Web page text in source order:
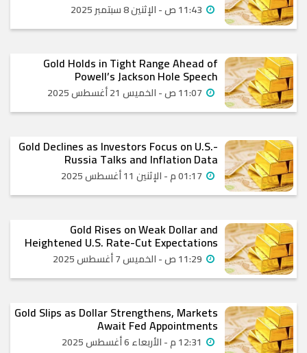
Gold Holds in Tight Range Ahead of
Powell’s Jackson Hole Speech
Gold Declines as Investors Focus on U.S.-
Russia Talks and Inflation Data
Gold Rises on Weak Dollar and
Heightened U.S. Rate-Cut Expectations
Gold Slips as Dollar Strengthens, Markets
Await Fed Appointments